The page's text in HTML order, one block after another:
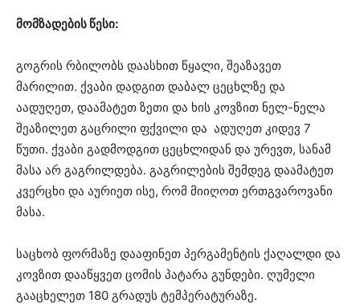
მომზადების წესი:
გოგრის რბილობს დაასხით წყალი, შეაზავეთ
მარილით. ქვაბი დადგით დაბალ ცეცხლზე და
აადუღეთ, დაამატეთ ზეთი და ხის კოვზით ნელ-ნელა
შეაზილეთ გაცრილი ფქვილი და ადუღეთ კიდევ 7
წუთი. ქვაბი გადმოდგით ცეცხლიდან და ურევთ, სანამ
მასა არ გაგრილდება. გაგრილების შემდეგ დაამატეთ
კვერცხი და აურიეთ ისე, რომ მიიღოთ ერთგვაროვანი
მასა.
საცხობ ფორმაზე დააფინეთ პერგამენტის ქაღალდი და
კოვზით დააწყვეთ ცომის პატარა გუნდები. ღუმელი
გააცხელეთ 180 გრადუს ტემპერატურაზე.